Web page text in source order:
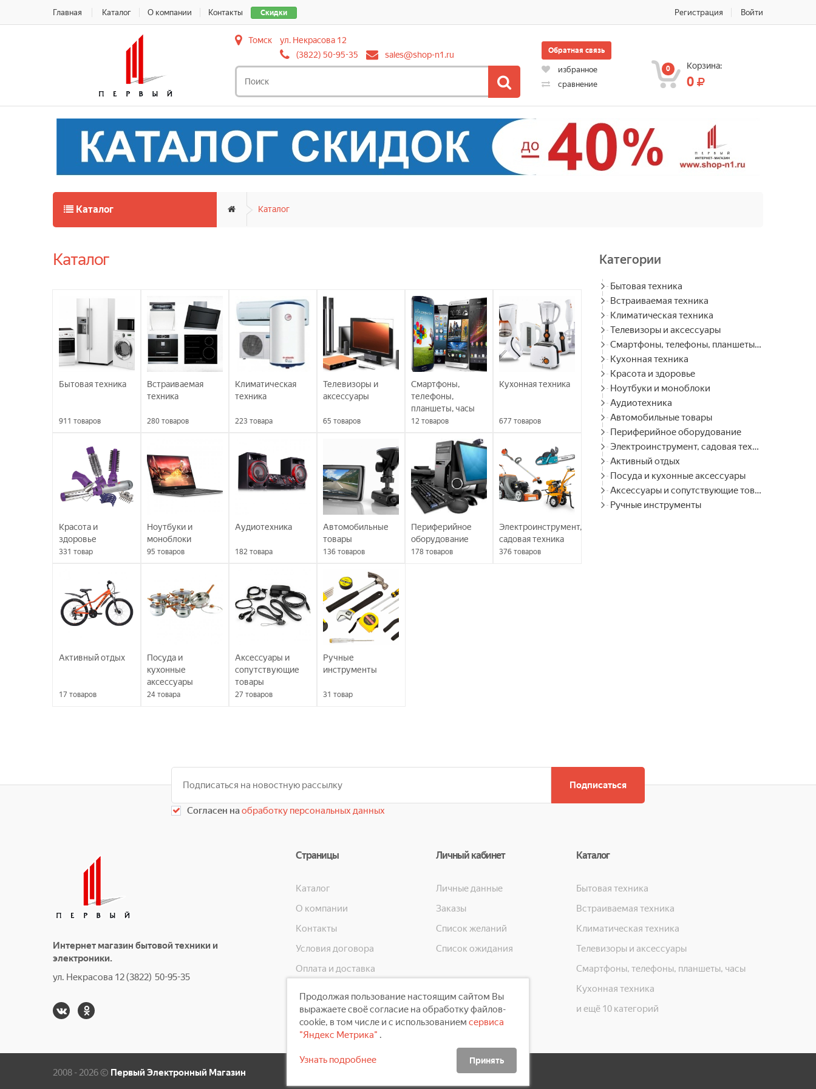
Скидки
Главная Каталог О компании Контакты Регистрация Войти
Томск
ул. Некрасова 12
(3822) 50-95-35
sales@shop-n1.ru Обратная связь
избранное
сравнение
0 Корзина:
0
Каталог Каталог
Каталог
Бытовая техника
911 товаров
Встраиваемая
техника
280 товаров
Климатическая
техника
223 товара
Телевизоры и
аксессуары
65 товаров
Смартфоны,
телефоны,
планшеты, часы
12 товаров
Кухонная техника
677 товаров
Красота и
здоровье
331 товар
Ноутбуки и
моноблоки
95 товаров
Аудиотехника
182 товара
Автомобильные
товары
136товаров
Периферийное
оборудование
178 товаров
Электроинструмент,
садовая техника
376товаров
Активный отдых
17 товаров
Посуда и
кухонные
аксессуары
24товара
Аксессуары и
сопутствующие
товары
27 товаров
Ручные
инструменты
31 товар
Категории
Бытовая техника
Встраиваемая техника
Климатическая техника
Телевизоры и аксессуары
Смартфоны, телефоны, планшеты, часы
Кухонная техника
Красота и здоровье
Ноутбуки и моноблоки
Аудиотехника
Автомобильные товары
Периферийное оборудование
Электроинструмент, садовая техника
Активный отдых
Посуда и кухонные аксессуары
Аксессуары и сопутствующие товары
Ручные инструменты
Подписаться
Согласен наобработку персональных данных
Интернет магазин бытовой техники и
электроники.
ул. Некрасова 12 (3822) 50-95-35
Страницы
Каталог
О компании
Контакты
Условия договора
Оплата и доставка
Скидки
Личный кабинет
Личные данные
Заказы
Список желаний
Список ожидания
Каталог
Бытовая техника
Встраиваемая техника
Климатическая техника
Телевизоры и аксессуары
Смартфоны, телефоны, планшеты, часы
Кухонная техника
и ещё 10 категорий
2008 - 2026 © Первый Электронный Магазин
Продолжая пользование настоящим сайтом Вы
выражаете своё согласие на обработку файлов-
cookie, в том числе и с использованием сервиса
"Яндекс Метрика" .
Узнать подробнее Принять